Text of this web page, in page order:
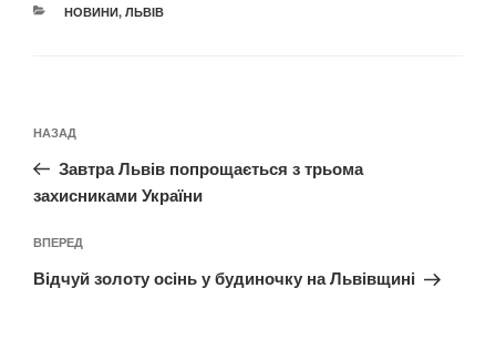
КАТЕГОРІЇ
НОВИНИ, ЛЬВІВ
записів
Попередній
запис:
НАЗАД
Завтра Львів попрощається з трьома
захисниками України
Наступний
запис
ВПЕРЕД
Відчуй золоту осінь у будиночку на Львівщині